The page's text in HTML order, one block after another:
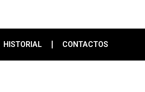
HISTORIAL CONTACTOS